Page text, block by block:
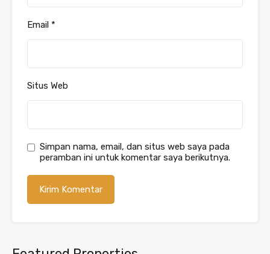
Email *
Situs Web
Simpan nama, email, dan situs web saya pada
peramban ini untuk komentar saya berikutnya.